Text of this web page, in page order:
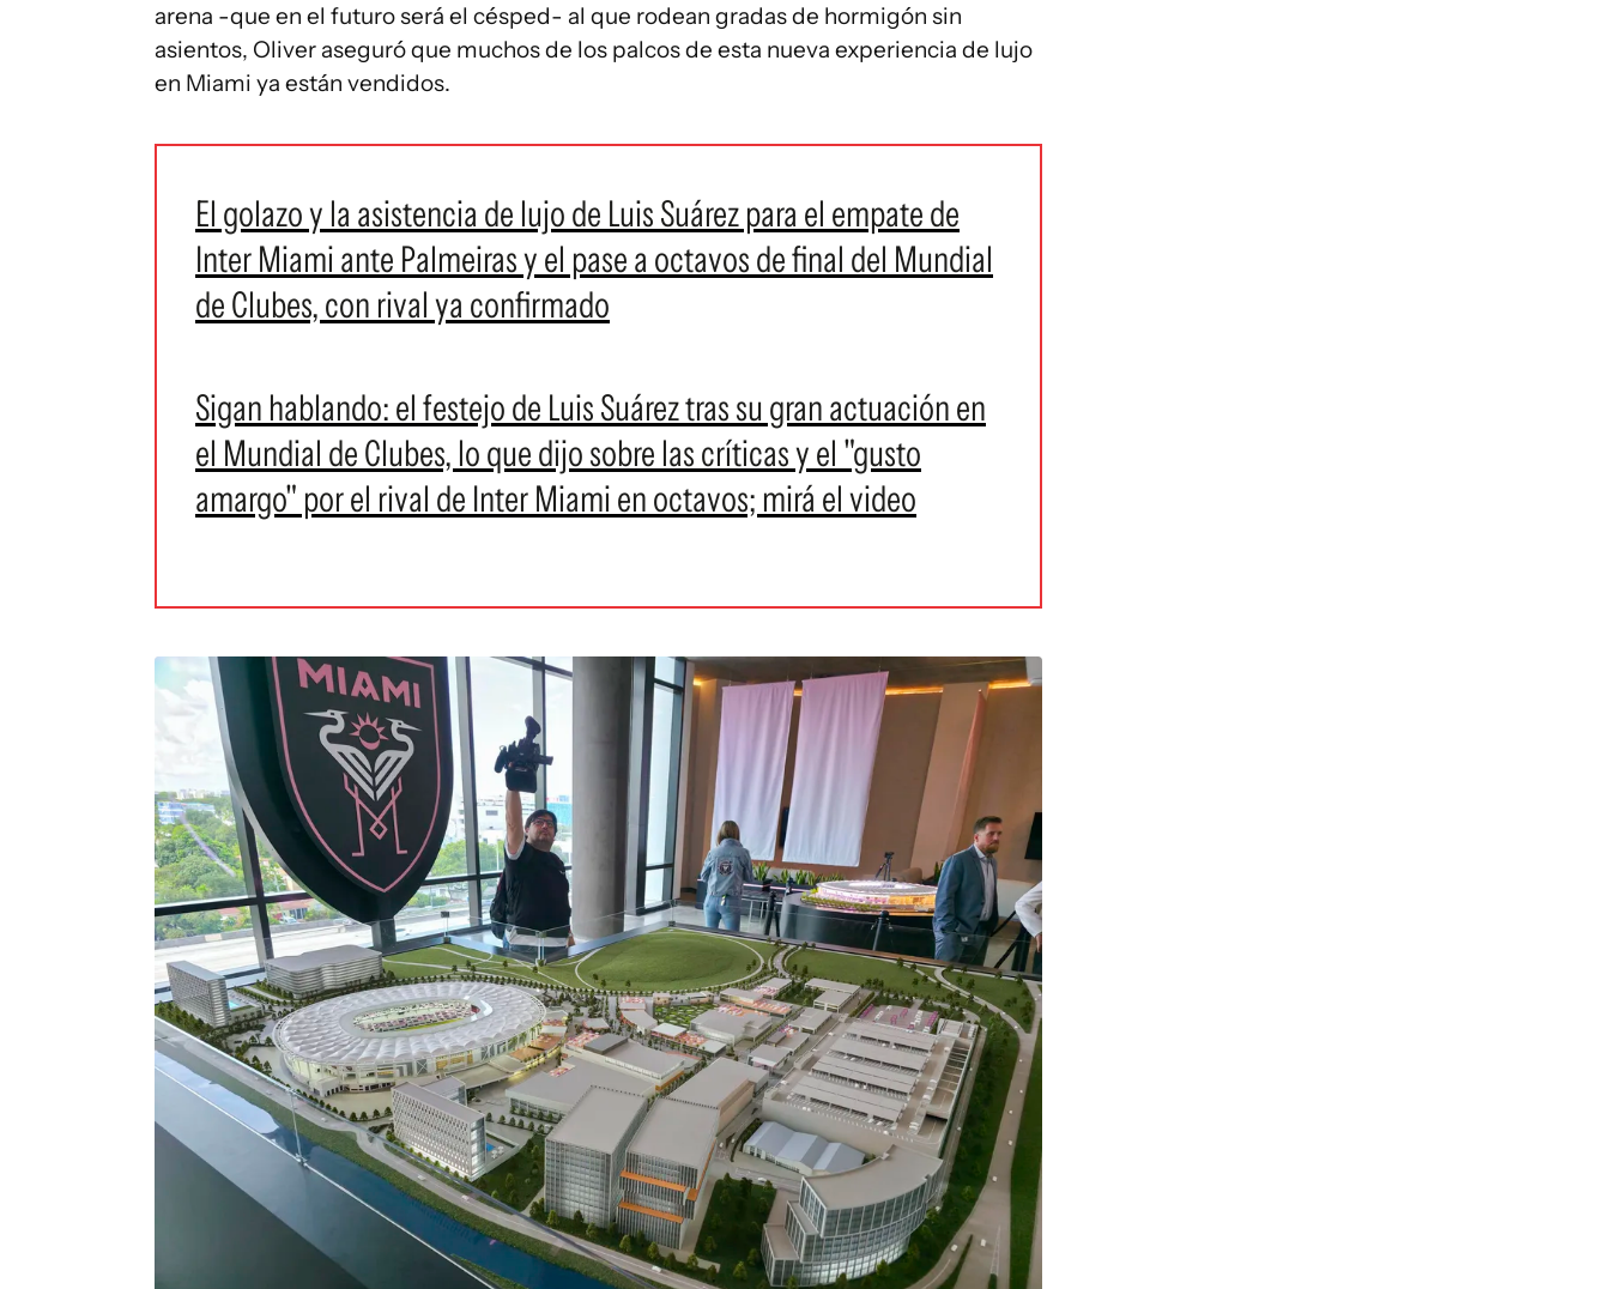
arena -que en el futuro será el césped- al que rodean gradas de hormigón sin
asientos, Oliver aseguró que muchos de los palcos de esta nueva experiencia de lujo
en Miami ya están vendidos.
El golazo y la asistencia de lujo de Luis Suárez para el empate de
Inter Miami ante Palmeiras y el pase a octavos de final del Mundial
de Clubes, con rival ya confirmado
Sigan hablando: el festejo de Luis Suárez tras su gran actuación en
el Mundial de Clubes, lo que dijo sobre las críticas y el "gusto
amargo" por el rival de Inter Miami en octavos; mirá el video